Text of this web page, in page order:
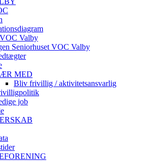
Valby
Seniorhuset VOC Valby
MED
Bliv frivillig / aktivitetsansvarlig
job